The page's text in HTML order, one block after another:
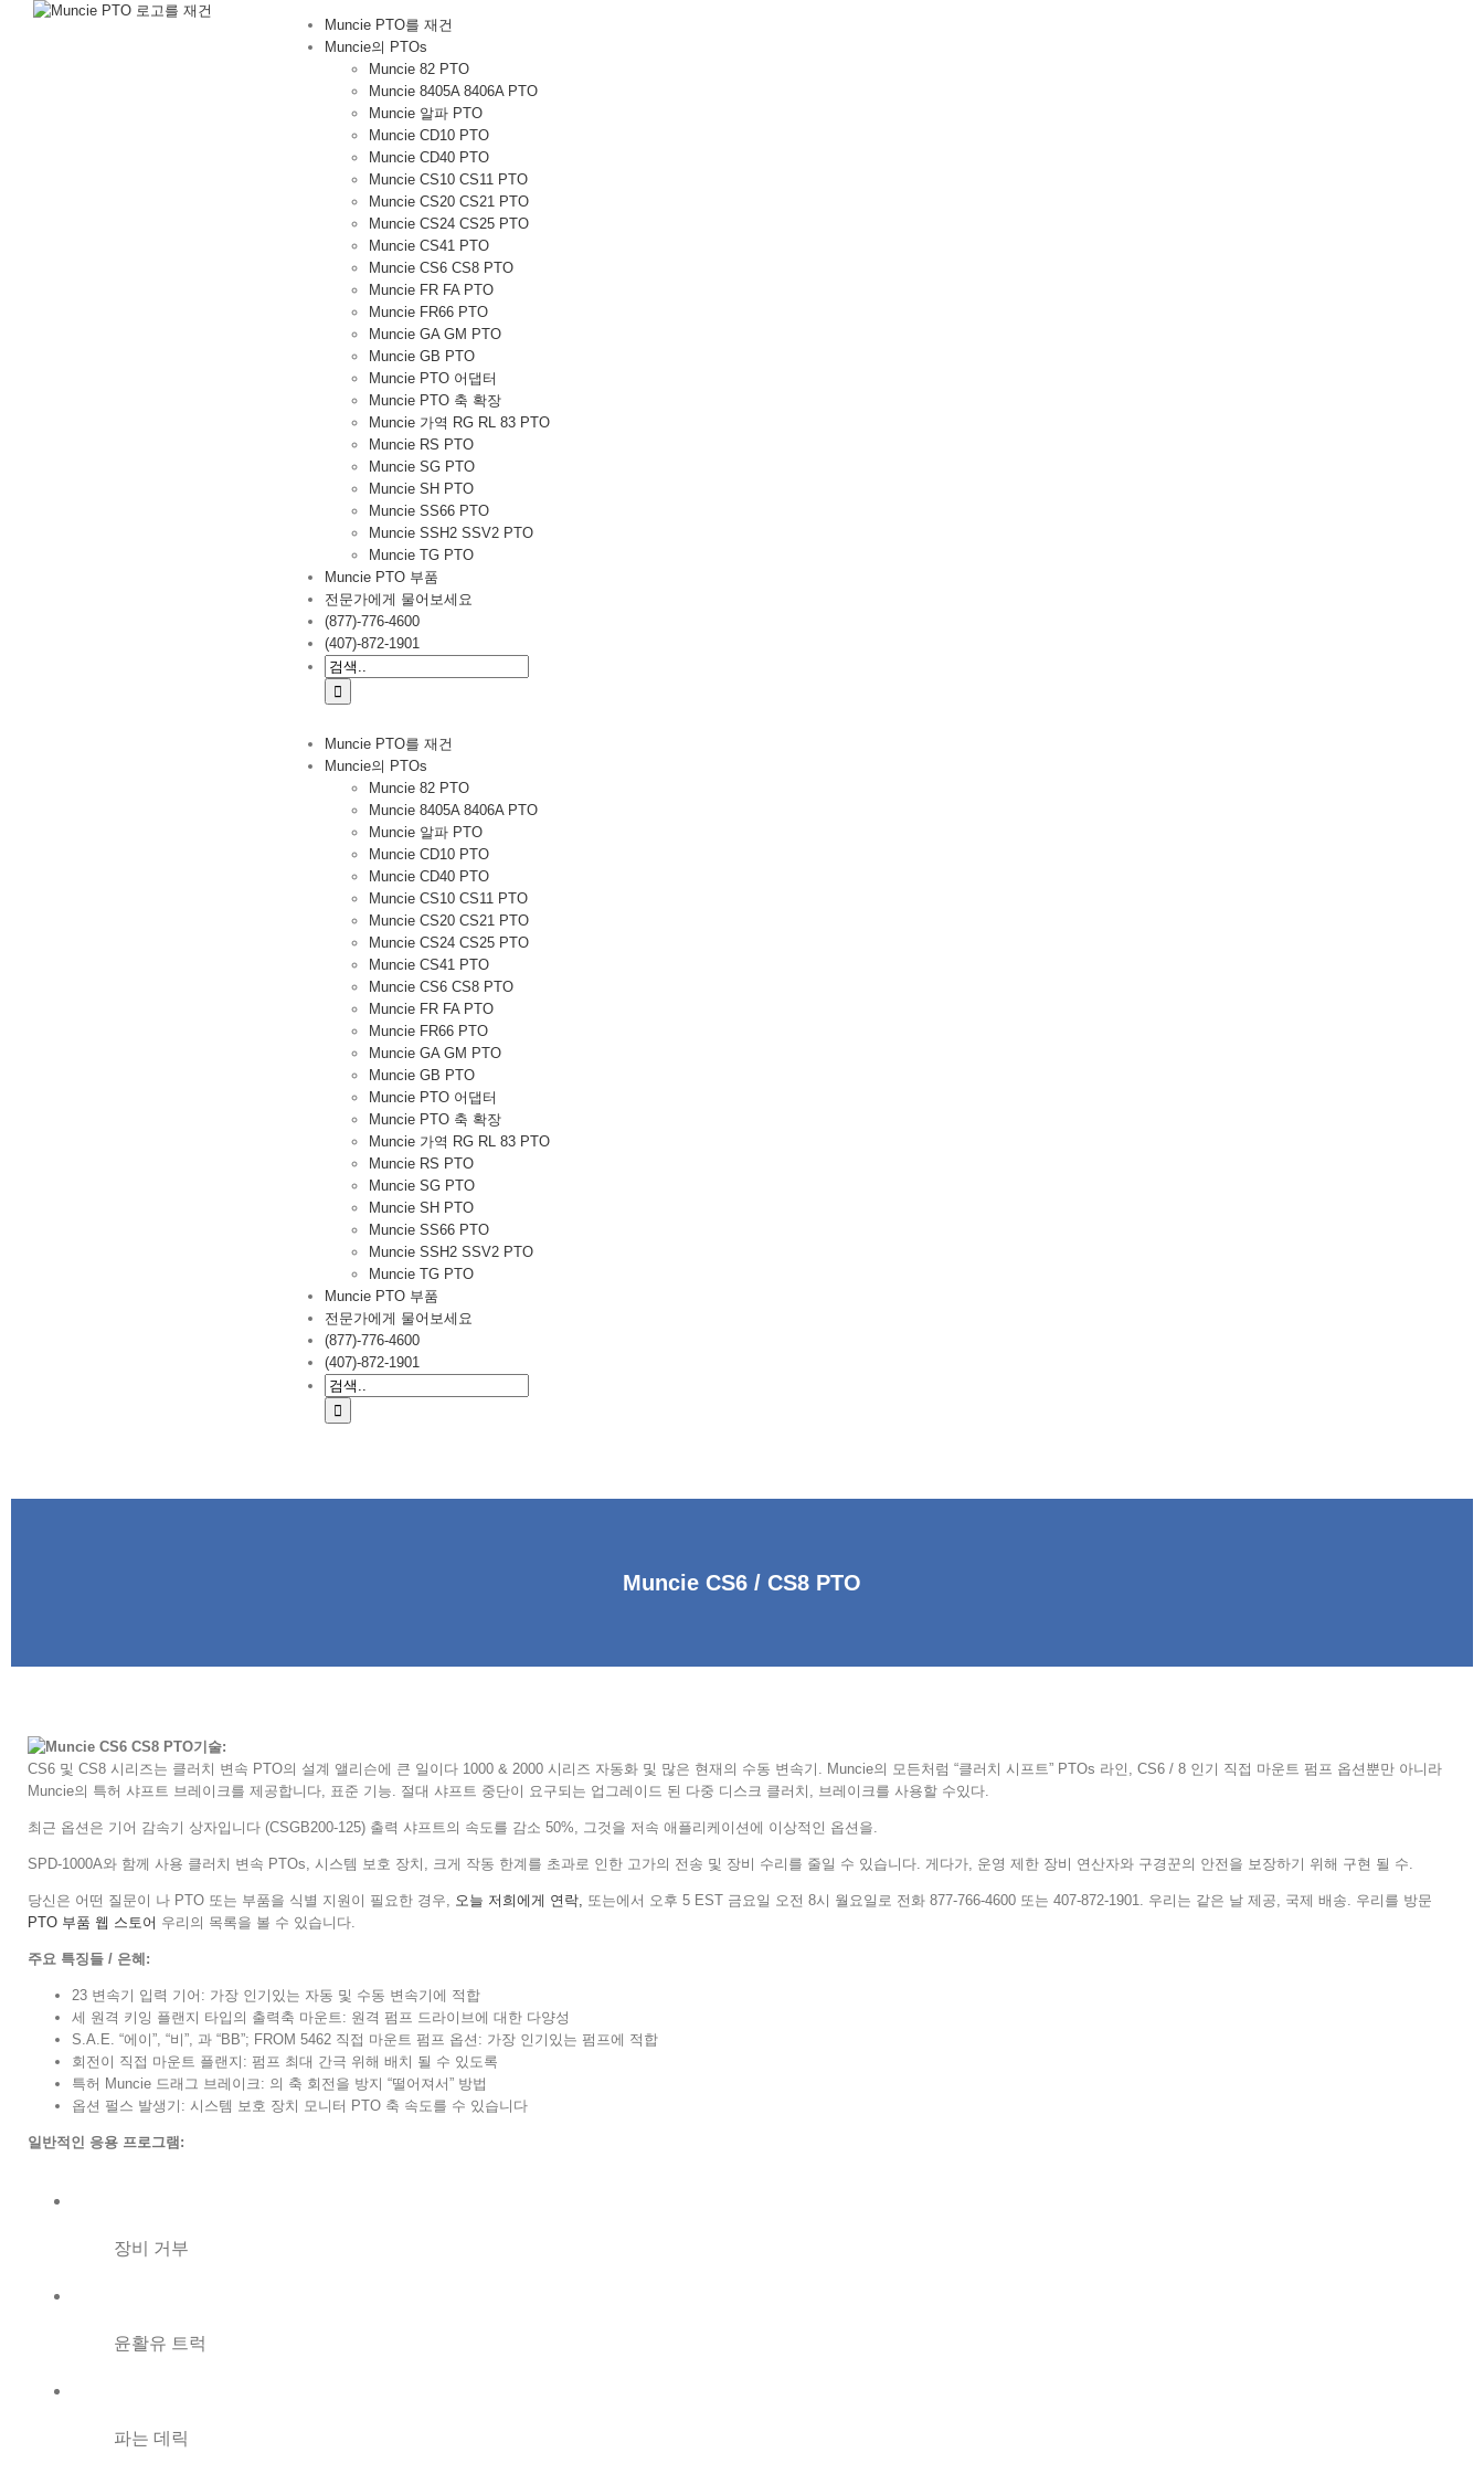
Muncie PTO를 재건
Muncie의 PTOs
Muncie 82 PTO
Muncie 8405A 8406A PTO
Muncie 알파 PTO
Muncie CD10 PTO
Muncie CD40 PTO
Muncie CS10 CS11 PTO
Muncie CS20 CS21 PTO
Muncie CS24 CS25 PTO
Muncie CS41 PTO
Muncie CS6 CS8 PTO
Muncie FR FA PTO
Muncie FR66 PTO
Muncie GA GM PTO
Muncie GB PTO
Muncie PTO 어댑터
Muncie PTO 축 확장
Muncie 가역 RG RL 83 PTO
Muncie RS PTO
Muncie SG PTO
Muncie SH PTO
Muncie SS66 PTO
Muncie SSH2 SSV2 PTO
Muncie TG PTO
Muncie PTO 부품
전문가에게 물어보세요
(877)-776-4600
(407)-872-1901
검
색:
Muncie PTO를 재건
Muncie의 PTOs
Muncie 82 PTO
Muncie 8405A 8406A PTO
Muncie 알파 PTO
Muncie CD10 PTO
Muncie CD40 PTO
Muncie CS10 CS11 PTO
Muncie CS20 CS21 PTO
Muncie CS24 CS25 PTO
Muncie CS41 PTO
Muncie CS6 CS8 PTO
Muncie FR FA PTO
Muncie FR66 PTO
Muncie GA GM PTO
Muncie GB PTO
Muncie PTO 어댑터
Muncie PTO 축 확장
Muncie 가역 RG RL 83 PTO
Muncie RS PTO
Muncie SG PTO
Muncie SH PTO
Muncie SS66 PTO
Muncie SSH2 SSV2 PTO
Muncie TG PTO
Muncie PTO 부품
전문가에게 물어보세요
(877)-776-4600
(407)-872-1901
검
색:
Muncie CS6 / CS8 PTO
기술:
CS6 및 CS8 시리즈는 클러치 변속 PTO의 설계 앨리슨에 큰 일이다 1000 & 2000 시리즈 자동화 및 많은 현재의 수동 변속기. Muncie의 모든처럼 “클러치 시프트” PTOs 라인, CS6 / 8 인기 직접 마운트 펌프 옵션뿐만 아니라
Muncie의 특허 샤프트 브레이크를 제공합니다, 표준 기능. 절대 샤프트 중단이 요구되는 업그레이드 된 다중 디스크 클러치, 브레이크를 사용할 수있다.
최근 옵션은 기어 감속기 상자입니다 (CSGB200-125) 출력 샤프트의 속도를 감소 50%, 그것을 저속 애플리케이션에 이상적인 옵션을.
SPD-1000A와 함께 사용 클러치 변속 PTOs, 시스템 보호 장치, 크게 작동 한계를 초과로 인한 고가의 전송 및 장비 수리를 줄일 수 있습니다. 게다가, 운영 제한 장비 연산자와 구경꾼의 안전을 보장하기 위해 구현 될 수.
당신은 어떤 질문이 나 PTO 또는 부품을 식별 지원이 필요한 경우, 오늘 저희에게 연락, 또는에서 오후 5 EST 금요일 오전 8시 월요일로 전화 877-766-4600 또는 407-872-1901. 우리는 같은 날 제공, 국제 배송. 우리를 방문
PTO 부품 웹 스토어 우리의 목록을 볼 수 있습니다.
주요 특징들 / 은혜:
23 변속기 입력 기어: 가장 인기있는 자동 및 수동 변속기에 적합
세 원격 키잉 플랜지 타입의 출력축 마운트: 원격 펌프 드라이브에 대한 다양성
S.A.E. “에이”, “비”, 과 “BB”; FROM 5462 직접 마운트 펌프 옵션: 가장 인기있는 펌프에 적합
회전이 직접 마운트 플랜지: 펌프 최대 간극 위해 배치 될 수 있도록
특허 Muncie 드래그 브레이크: 의 축 회전을 방지 “떨어져서” 방법
옵션 펄스 발생기: 시스템 보호 장치 모니터 PTO 축 속도를 수 있습니다
일반적인 응용 프로그램:
장비 거부
윤활유 트럭
파는 데릭